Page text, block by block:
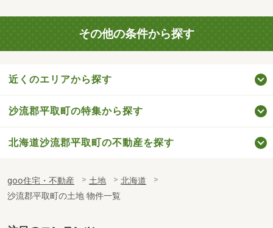
その他の条件から探す
近くのエリアから探す
沙流郡平取町の特集から探す
北海道沙流郡平取町の不動産を探す
goo住宅・不動産 土地
北海道
沙流郡平取町の土地 物件一覧